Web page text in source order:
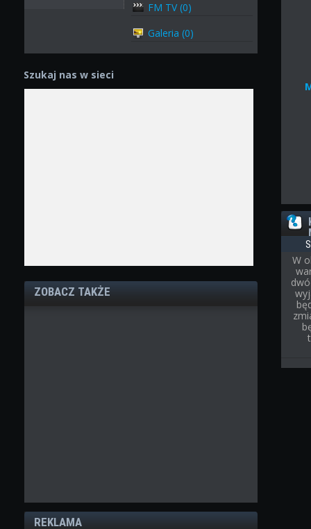
FM TV (0)
Galeria (0)
Szukaj nas w sieci
ZOBACZ TAKŻE
REKLAMA
W